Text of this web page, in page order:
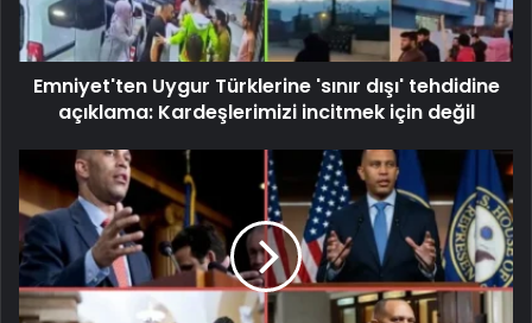
Emniyet'ten Uygur Türklerine 'sınır dışı' tehdidine
açıklama: Kardeşlerimizi incitmek için değil